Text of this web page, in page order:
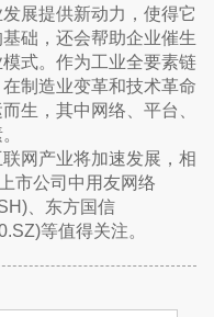
展提供新动力，使得它
础，还会帮助企业催生
式。作为工业全要素链
制造业变革和技术革命
生，其中网络、平台、
网产业将加速发展，相
市公司中用友网络
、东方国信
等值得关注。